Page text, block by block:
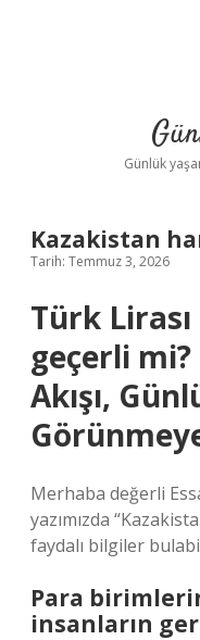
Günlük
Kazakistan
Tarih: Temmuz 3, 2026
Türk
geçerli
Akışı,
Merhaba değerli
yazımızda
faydalı bilgiler
Para
insanların